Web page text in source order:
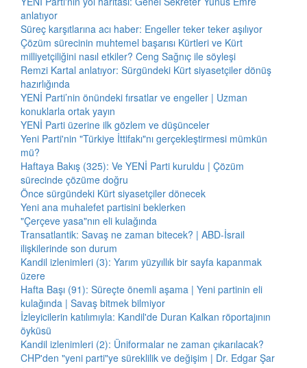
anlatıyor
Süreç karşıtlarına acı haber: Engeller teker teker aşılıyor
Çözüm sürecinin muhtemel başarısı Kürtleri ve Kürt
milliyetçiliğini nasıl etkiler? Ceng Sağnıç ile söyleşi
Remzi Kartal anlatıyor: Sürgündeki Kürt siyasetçiler dönüş
hazırlığında
YENİ Parti’nin önündeki fırsatlar ve engeller | Uzman
konuklarla ortak yayın
YENİ Parti üzerine ilk gözlem ve düşünceler
Yeni Parti'nin "Türkiye İttifakı"nı gerçekleştirmesi mümkün
mü?
Haftaya Bakış (325): Ve YENİ Parti kuruldu | Çözüm
sürecinde çözüme doğru
Önce sürgündeki Kürt siyasetçiler dönecek
Yeni ana muhalefet partisini beklerken
"Çerçeve yasa"nın eli kulağında
Transatlantik: Savaş ne zaman bitecek? | ABD-İsrail
ilişkilerinde son durum
Kandil izlenimleri (3): Yarım yüzyıllık bir sayfa kapanmak
üzere
Hafta Başı (91): Süreçte önemli aşama | Yeni partinin eli
kulağında | Savaş bitmek bilmiyor
İzleyicilerin katılımıyla: Kandil'de Duran Kalkan röportajının
öyküsü
Kandil izlenimleri (2): Üniformalar ne zaman çıkarılacak?
CHP'den "yeni parti"ye süreklilik ve değişim | Dr. Edgar Şar